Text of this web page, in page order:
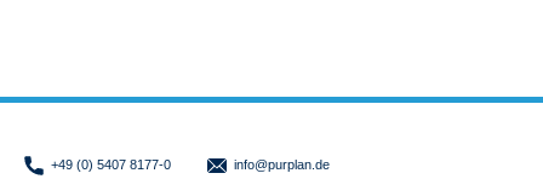
+49 (0) 5407 8177-0 info@purplan.de